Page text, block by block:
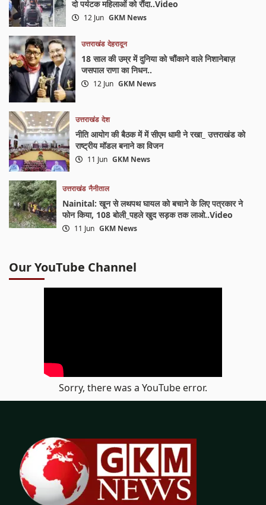
दो पर्यटक महिलाओं को रौंदा..Video
12 Jun GKM News
उत्तराखंड देहरादून
18 साल की उम्र में दुनिया को चौंकाने वाले निशानेबाज़
जसपाल राणा का निधन..
12 Jun GKM News
उत्तराखंड देश
नीति आयोग की बैठक में में सीएम धामी ने रखा_ उत्तराखंड को
राष्ट्रीय मॉडल बनाने का विजन
11 Jun GKM News
उत्तराखंड नैनीताल
Nainital: खून से लथपथ घायल को बचाने के लिए पत्रकार ने
फोन किया, 108 बोली_पहले खुद सड़क तक लाओ..Video
11 Jun GKM News
Our YouTube Channel
Sorry, there was a YouTube error.